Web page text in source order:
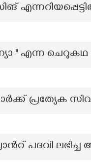
" എന്ന ചെറുകഥ
പ്രത്യേക
പദവി ലഭിച്ച